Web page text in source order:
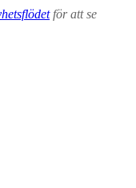
för att se